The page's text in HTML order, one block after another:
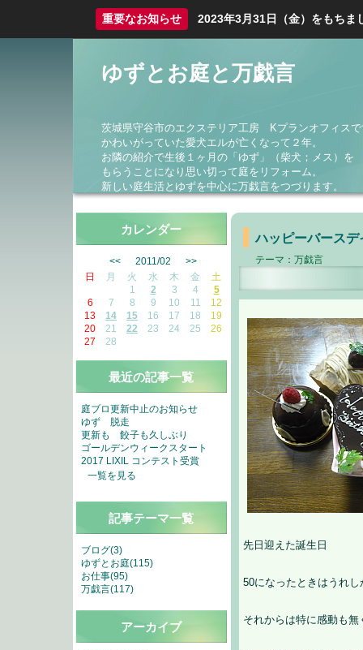
重要なお知らせ 2023年3月31日（金）をもちま
ゆずとお庭と万戯言
茨城県守谷市のエクステリア工房 Kプランオフィスで
かわいがっていた愛犬エルが亡くなって２年。
お隣の紹介で生後１ヶ月の「ゆず」（柴犬；メス）を
もらうことになり思い切って庭をリフォーム。
新しい庭生活とゆずを中心に万戯言をつづります。
ハッピーバースデ
テーマ： 万戯言
先日迎えた誕生日
50になったときはうれ
それからは特に感動も
カレンダー
<< 2011/02 >>
日
月 火 水 木 金
土
1
2 3 4
5
6
7 8 9 10 11
12
13
14 15 16 17 18
19
20
21 22 23 24 25
26
27
28
最近の記事一覧
庭ブロ更新中止のお知らせ
ゆず 脱走
更新も 餃子も久しぶり
ゴールデンウィークスタート
2017 LIXIL コンテスト受賞
一覧を見る
記事テーマ一覧
ブログ(3)
ゆずとお庭(115)
お仕事(95)
万戯言(117)
アーカイブ